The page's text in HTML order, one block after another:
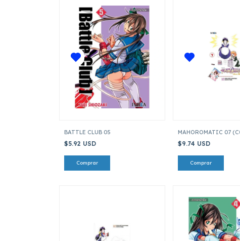
BATTLE CLUB 05
$5.92 USD
MAHOROMATIC 07
$9.74 USD